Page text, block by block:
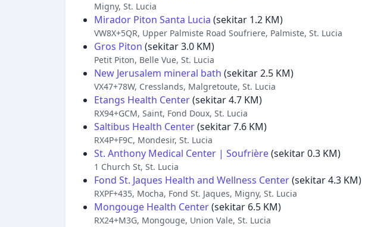
Migny, St. Lucia
Mirador Piton Santa Lucia (sekitar 1.2 KM)
VW8X+5QR, Upper Palmiste Road Soufriere, Palmiste, St. Lucia
Gros Piton (sekitar 3.0 KM)
Petit Piton, Belle Vue, St. Lucia
New Jerusalem mineral bath (sekitar 2.5 KM)
VX47+78W, Cresslands, Malgretoute, St. Lucia
Etangs Health Center(sekitar 4.7 KM)
RX94+GCM, Saint, Fond Doux, St. Lucia
Saltibus Health Center(sekitar 7.6 KM)
RX4P+F9C, Mondesir, St. Lucia
St. Anthony Medical Center | Soufrière(sekitar 0.3 KM)
1 Church St, St. Lucia
Fond St. Jaques Health and Wellness Center(sekitar 4.3 KM)
RXPF+435, Mocha, Fond St. Jaques, Migny, St. Lucia
Mongouge Health Center(sekitar 6.5 KM)
RX24+M3G, Mongouge, Union Vale, St. Lucia